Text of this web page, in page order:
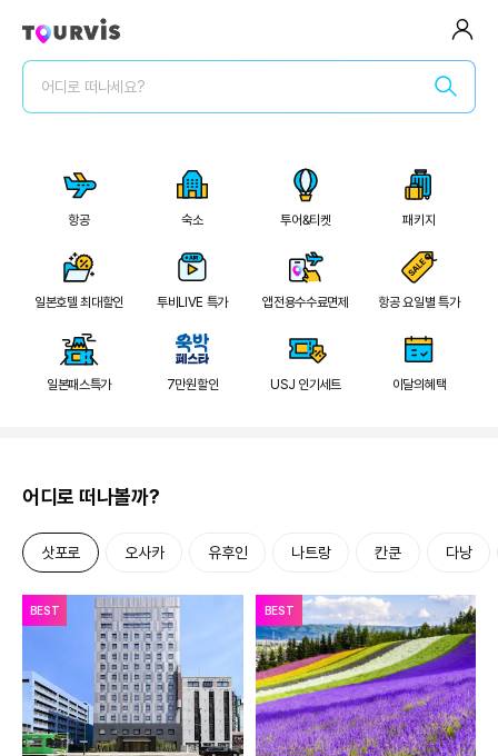
어디로 떠나세요?
항공 숙소 투어&티켓 패키지
일본호텔 최대할인 투비LIVE 특가 앱전용수수료면제 항공 요일별 특가
일본패스특가 7만원할인 USJ 인기세트 이달의혜택
어디로 떠나볼까?
삿포로 오사카 유후인 나트랑 칸쿤 다낭
BEST BEST
전체메뉴
로그인/회원가입
투어&티켓
여행가이드
숙박세일 최대 7만원
숙박세일 페스타
전세계 리조트 특가
럭셔리 셀렉트
일본 다이렉트